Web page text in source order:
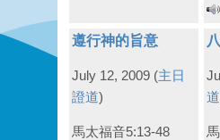
遵行神的旨意
July 12, 2009 (主日
證道)
馬太福音5:13-48
道